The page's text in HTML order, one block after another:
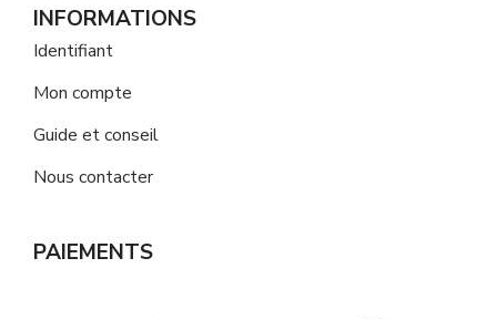
INFORMATIONS
Identifiant
Mon compte
Guide et conseil
Nous contacter
PAIEMENTS